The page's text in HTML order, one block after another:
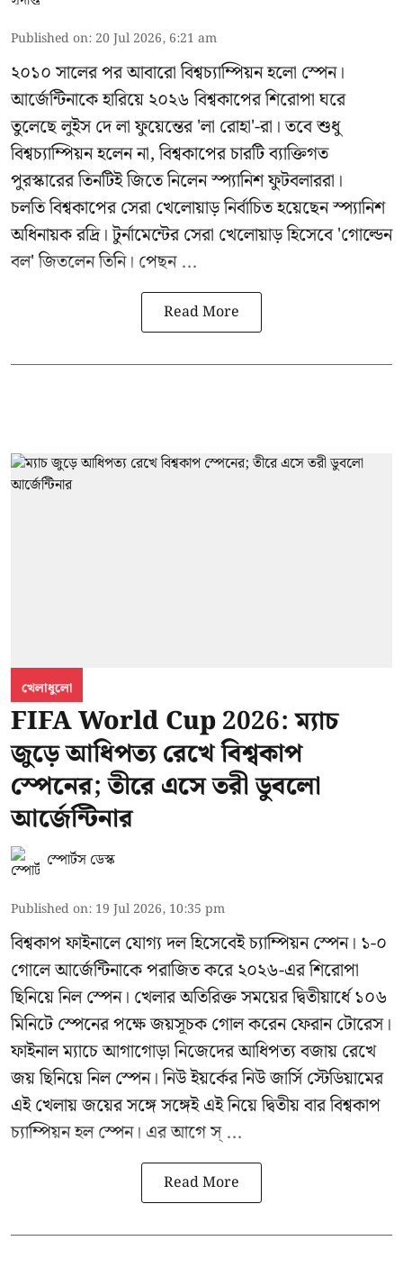
Published on: 20 Jul 2026, 6:21 am
২০১০ সালের পর আবারো বিশ্বচ্যাম্পিয়ন হলো স্পেন।
আর্জেন্টিনাকে হারিয়ে ২০২৬ বিশ্বকাপের শিরোপা ঘরে
তুলেছে লুইস দে লা ফুয়েন্তের 'লা রোহা'-রা। তবে শুধু
বিশ্বচ্যাম্পিয়ন হলেন না, বিশ্বকাপের চারটি ব্যাক্তিগত
পুরস্কারের তিনটিই জিতে নিলেন স্প্যানিশ ফুটবলাররা।
চলতি বিশ্বকাপের সেরা খেলোয়াড় নির্বাচিত হয়েছেন স্প্যানিশ
অধিনায়ক রদ্রি। টুর্নামেন্টের সেরা খেলোয়াড় হিসেবে 'গোল্ডেন
বল' জিতলেন তিনি। পেছন ...
Read More
খেলাধুলো
FIFA World Cup 2026: ম্যাচ
জুড়ে আধিপত্য রেখে বিশ্বকাপ
স্পেনের; তীরে এসে তরী ডুবলো
আর্জেন্টিনার
স্পোর্টস ডেস্ক
Published on: 19 Jul 2026, 10:35 pm
বিশ্বকাপ ফাইনালে যোগ্য দল হিসেবেই চ্যাম্পিয়ন স্পেন। ১-০
গোলে আর্জেন্টিনাকে পরাজিত করে ২০২৬-এর শিরোপা
ছিনিয়ে নিল স্পেন। খেলার অতিরিক্ত সময়ের দ্বিতীয়ার্ধে ১০৬
মিনিটে স্পেনের পক্ষে জয়সূচক গোল করেন ফেরান টোরেস।
ফাইনাল ম্যাচে আগাগোড়া নিজেদের আধিপত্য বজায় রেখে
জয় ছিনিয়ে নিল স্পেন। নিউ ইয়র্কের নিউ জার্সি স্টেডিয়ামের
এই খেলায় জয়ের সঙ্গে সঙ্গেই এই নিয়ে দ্বিতীয় বার বিশ্বকাপ
চ্যাম্পিয়ন হল স্পেন। এর আগে স্ ...
Read More